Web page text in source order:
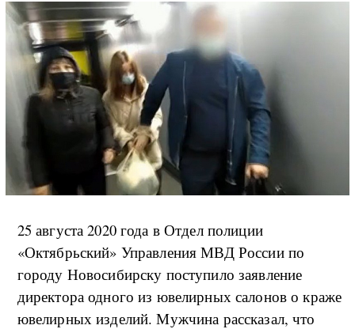
25 августа 2020 года в Отдел полиции
«Октябрьский» Управления МВД России по
городу Новосибирску поступило заявление
директора одного из ювелирных салонов о краже
ювелирных изделий. Мужчина рассказал, что